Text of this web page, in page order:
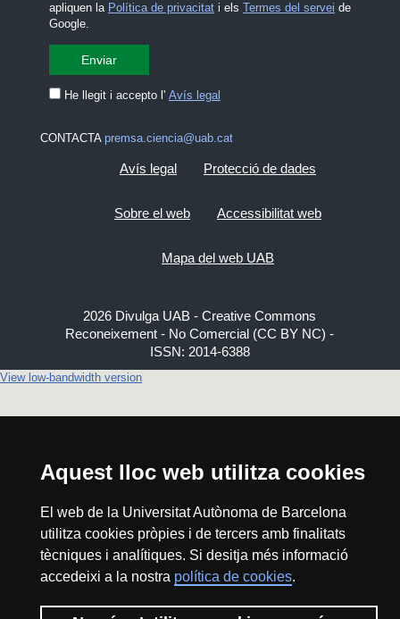
Aquest lloc web utilitza cookies
El web de la Universitat Autònoma de Barcelona
utilitza cookies pròpies i de tercers amb finalitats
tècniques i analítiques. Si desitja més informació
accedeixi a la nostra política de cookies.
apliquen la Política de privacitati els Termes del servei de
Google.
He llegit i accepto l' Avís legal
CONTACTA premsa.ciencia@uab.cat
Avís legal Protecció de dades
Sobre el web Accessibilitat web
Mapa del web UAB
2026 Divulga UAB - Creative Commons
Reconeixement - No Comercial (CC BY NC) -
ISSN: 2014-6388
View low-bandwidth version